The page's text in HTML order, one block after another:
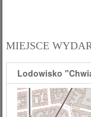
MIEJSCE
Lodowisko